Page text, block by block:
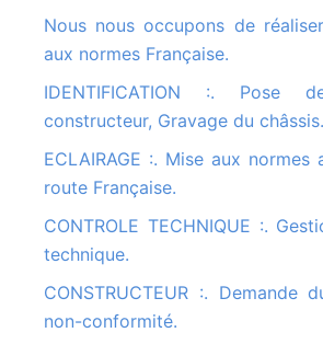
Nous nous occupons de réaliser la conformité
aux normes Française.
IDENTIFICATION :. Pose de la plaque
constructeur, Gravage du châssis.
ECLAIRAGE :. Mise aux normes aux code de la
route Française.
CONTROLE TECHNIQUE :. Gestion du contrôle
technique.
CONSTRUCTEUR :. Demande du certificat de
non-conformité.